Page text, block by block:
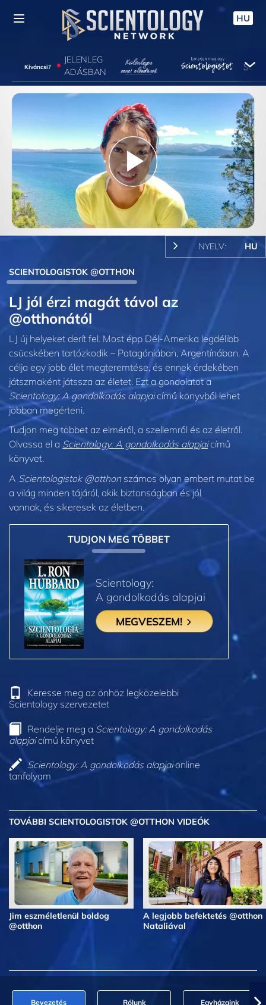
HU
Kíváncsi?
JELENLEG
ADÁSBAN
Play
Video
NYELV: HU
SCIENTOLOGISTOK @OTTHON
LJ jól érzi magát távol az
@otthonától
LJ új helyeket derít fel. Most épp Dél-Amerika legdélibb
csücskében tartózkodik – Patagóniában, Argentínában. A
célja egy jobb élet megteremtése, és ennek érdekében
játszmaként játssza az életet. Ezt a gondolatot a
Scientology: A gondolkodás alapjaicímű könyvből lehet
jobban megérteni.
Tudjon meg többet az elméről, a szellemről és az életről.
Olvassa el a Scientology: A gondolkodás alapjaicímű
könyvet.
A Scientologistok @otthonszámos olyan embert mutat be
a világ minden tájáról, akik biztonságban és jól
vannak, és sikeresek az életben.
TUDJON MEG TÖBBET
Scientology:
A gondolkodás alapjai
MEGVESZEM!
Keresse meg az önhöz legközelebbi
Scientology szervezetet
Rendelje meg a Scientology: A gondolkodás
alapjaicímű könyvet
Scientology: A gondolkodás alapjaionline
tanfolyam
TOVÁBBI SCIENTOLOGISTOK @OTTHON VIDEÓK
Jim eszméletlenül boldog
@otthon
A legjobb befektetés @otthon
Nataliával
Bevezetés Rólunk Egyházaink